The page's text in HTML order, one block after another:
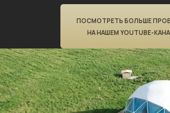
ПОСМОТРЕТЬ БОЛЬШЕ
НА НАШЕМ YOUTUBE-